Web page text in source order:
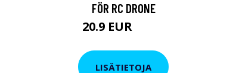
FÖR RC DRONE
20.9 EUR
LISÄTIETOJA